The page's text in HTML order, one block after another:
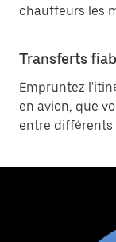
chauffeurs les
Transferts
Empruntez
en avion, que
entre différents